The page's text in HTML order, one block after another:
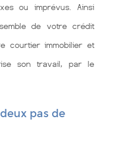
ou imprévus. Ainsi
de votre crédit
courtier immobilier et
son travail, par le
pas de